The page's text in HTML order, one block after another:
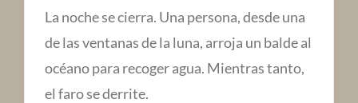
La noche se cierra. Una persona, desde una
de las ventanas de la luna, arroja un balde al
océano para recoger agua. Mientras tanto,
el faro se derrite.